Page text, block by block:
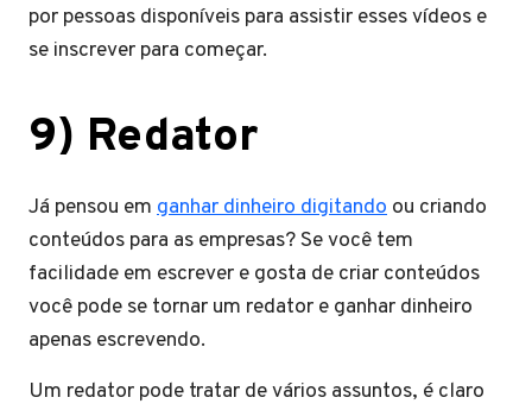
por pessoas disponíveis para assistir esses vídeos e
se inscrever para começar.
9) Redator
Já pensou em ganhar dinheiro digitando ou criando
conteúdos para as empresas? Se você tem
facilidade em escrever e gosta de criar conteúdos
você pode se tornar um redator e ganhar dinheiro
apenas escrevendo.
Um redator pode tratar de vários assuntos, é claro